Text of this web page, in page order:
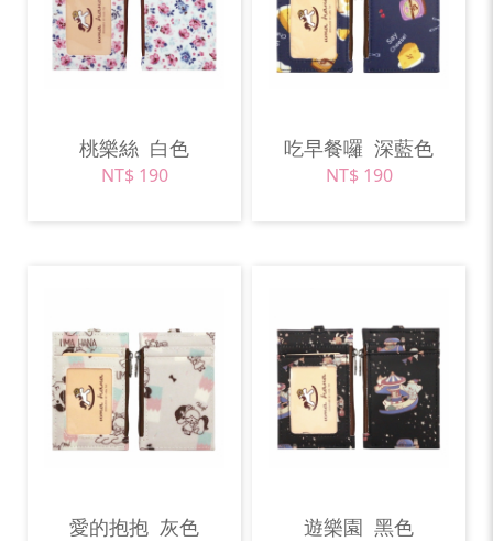
桃樂絲 白色
NT$ 190
吃早餐囉 深藍色
NT$ 190
愛的抱抱 灰色 遊樂園 黑色